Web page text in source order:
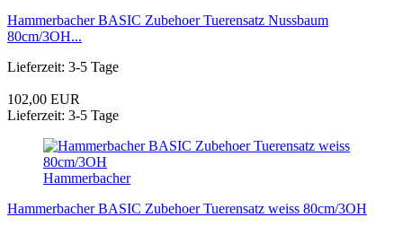
Hammerbacher BASIC Zubehoer Tuerensatz Nussbaum
80cm/3OH...
Lieferzeit: 3-5 Tage
102,00 EUR
Lieferzeit: 3-5 Tage
Hammerbacher
Hammerbacher BASIC Zubehoer Tuerensatz weiss 80cm/3OH